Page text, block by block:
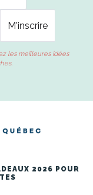
les meilleures idées
2026 POUR